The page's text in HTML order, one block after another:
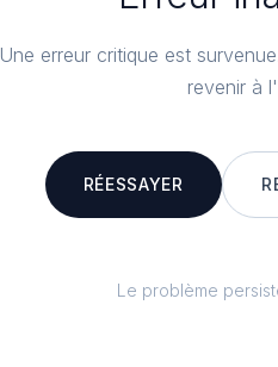
Une erreur critique est
revenir à
RÉESSAYER
Le problème